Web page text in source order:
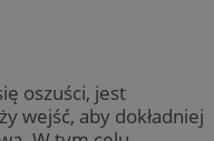
oszuści, jest
wejść, aby dokładniej